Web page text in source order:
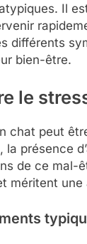
Il
différents
bien-être.
le
chat peut
la présence
de ce mal-
méritent